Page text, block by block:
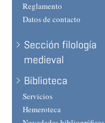
Reglamento
Datos de contacto
Sección filología
medieval
Biblioteca
Servicios
Hemeroteca